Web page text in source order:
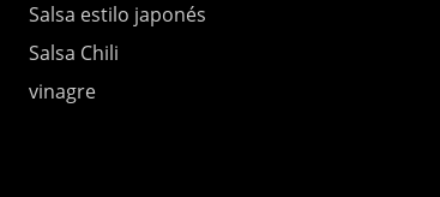
Salsa estilo japonés
Salsa Chili
vinagre